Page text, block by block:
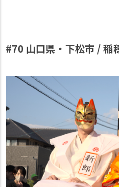
#70 山口県・下松市 / 稲